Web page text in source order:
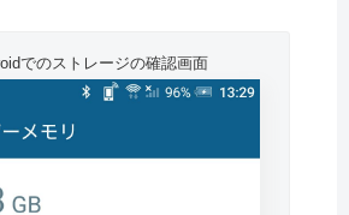
でのストレージの確認画面